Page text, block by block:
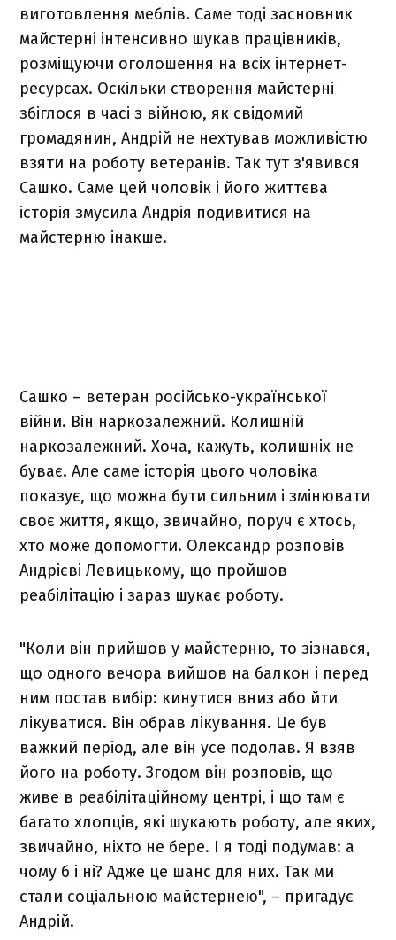
виготовлення меблів. Саме тоді засновник
майстерні інтенсивно шукав працівників,
розміщуючи оголошення на всіх інтернет-
ресурсах. Оскільки створення майстерні
збіглося в часі з війною, як свідомий
громадянин, Андрій не нехтував можливістю
взяти на роботу ветеранів. Так тут з'явився
Сашко. Саме цей чоловік і його життєва
історія змусила Андрія подивитися на
майстерню інакше.
Сашко – ветеран російсько-української
війни. Він наркозалежний. Колишній
наркозалежний. Хоча, кажуть, колишніх не
буває. Але саме історія цього чоловіка
показує, що можна бути сильним і змінювати
своє життя, якщо, звичайно, поруч є хтось,
хто може допомогти. Олександр розповів
Андрієві Левицькому, що пройшов
реабілітацію і зараз шукає роботу.
"Коли він прийшов у майстерню, то зізнався,
що одного вечора вийшов на балкон і перед
ним постав вибір: кинутися вниз або йти
лікуватися. Він обрав лікування. Це був
важкий період, але він усе подолав. Я взяв
його на роботу. Згодом він розповів, що
живе в реабілітаційному центрі, і що там є
багато хлопців, які шукають роботу, але яких,
звичайно, ніхто не бере. І я тоді подумав: а
чому б і ні? Адже це шанс для них. Так ми
стали соціальною майстернею", – пригадує
Андрій.